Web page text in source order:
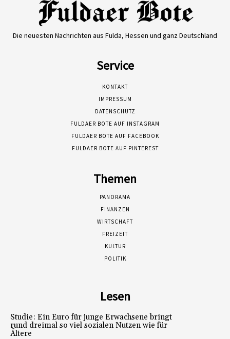
Die neuesten Nachrichten aus Fulda, Hessen und ganz Deutschland
Service
KONTAKT
IMPRESSUM
DATENSCHUTZ
FULDAER BOTE AUF INSTAGRAM
FULDAER BOTE AUF FACEBOOK
FULDAER BOTE AUF PINTEREST
Themen
PANORAMA
FINANZEN
WIRTSCHAFT
FREIZEIT
KULTUR
POLITIK
Lesen
Studie: Ein Euro für junge Erwachsene bringt
rund dreimal so viel sozialen Nutzen wie für
Ältere